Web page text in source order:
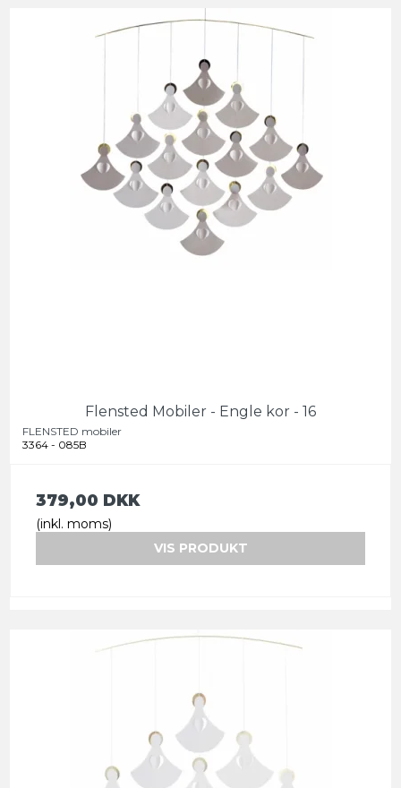
Flensted Mobiler - Engle kor - 16
FLENSTED mobiler
3364 - 085B
379,00 DKK
(inkl. moms)
VIS PRODUKT